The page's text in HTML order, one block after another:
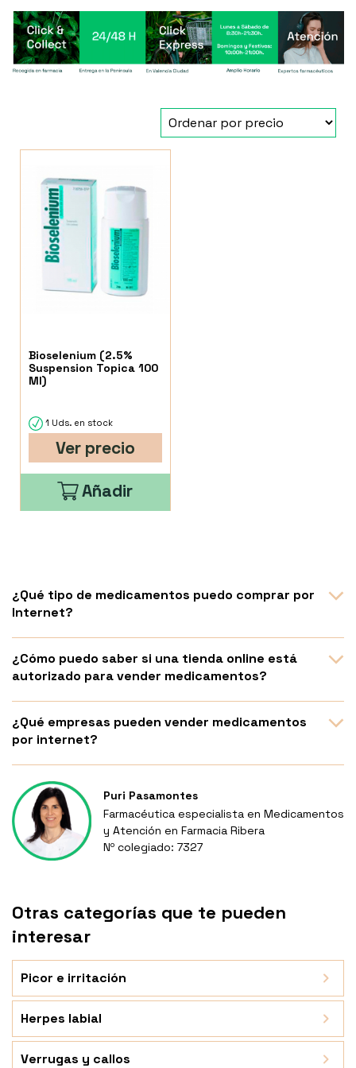
Bioselenium (2.5%
Suspension Topica 100
Ml)
1 Uds. en stock
Ver precio
Añadir
¿Qué tipo de medicamentos puedo comprar por
Internet?
¿Cómo puedo saber si una tienda online está
autorizado para vender medicamentos?
¿Qué empresas pueden vender medicamentos
por internet?
Puri Pasamontes
Farmacéutica especialista en Medicamentos
y Atención en Farmacia Ribera
Nº colegiado: 7327
Otras categorías que te pueden
interesar
Picor e irritación
Herpes labial
Verrugas y callos